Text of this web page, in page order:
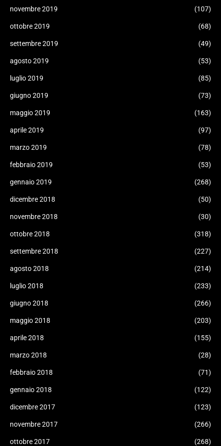
novembre 2019 (107)
ottobre 2019 (68)
settembre 2019 (49)
agosto 2019 (53)
luglio 2019 (85)
giugno 2019 (73)
maggio 2019 (163)
aprile 2019 (97)
marzo 2019 (78)
febbraio 2019 (53)
gennaio 2019 (268)
dicembre 2018 (50)
novembre 2018 (30)
ottobre 2018 (318)
settembre 2018 (227)
agosto 2018 (214)
luglio 2018 (233)
giugno 2018 (266)
maggio 2018 (203)
aprile 2018 (155)
marzo 2018 (28)
febbraio 2018 (71)
gennaio 2018 (122)
dicembre 2017 (123)
novembre 2017 (266)
ottobre 2017 (268)